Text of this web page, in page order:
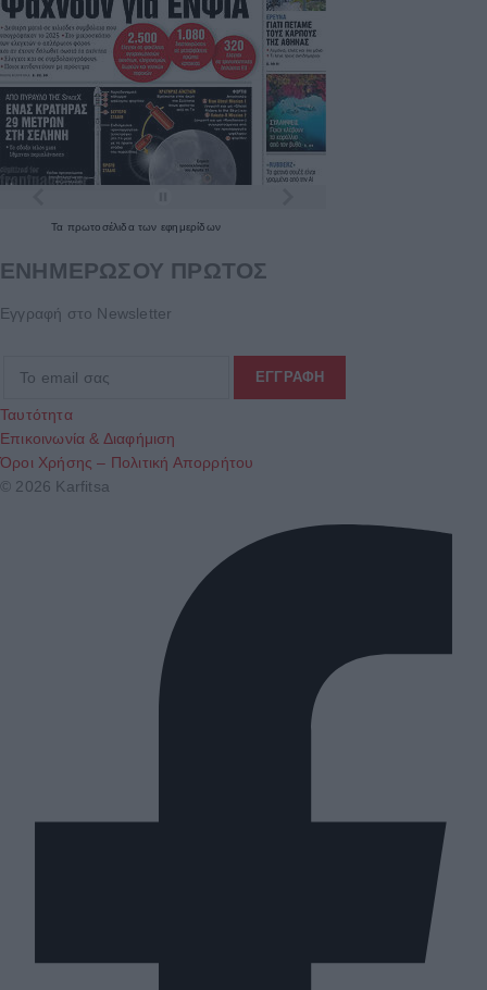
Τα πρωτοσέλιδατων εφημερίδων
ΕΝΗΜΕΡΩΣΟΥ ΠΡΩΤΟΣ
Εγγραφή στο Newsletter
Ταυτότητα
Επικοινωνία & Διαφήμιση
Όροι Χρήσης – Πολιτική Απορρήτου
© 2026 Karfitsa